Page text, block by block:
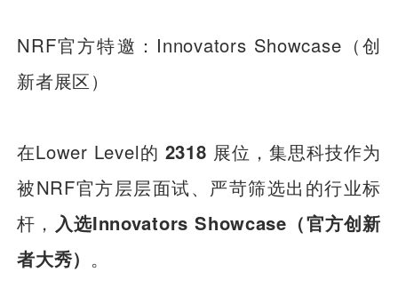
NRF官方特邀：Innovators Showcase（创
新者展区）
在Lower Level的 2318 展位，集思科技作为
被NRF官方层层面试、严苛筛选出的行业标
杆， 入选Innovators Showcase（官方创新
者大秀） 。